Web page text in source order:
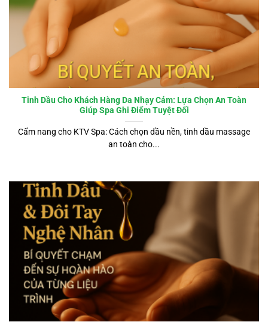
Tinh Dầu Cho Khách Hàng Da Nhạy Cảm: Lựa Chọn An Toàn
Giúp Spa Ghi Điểm Tuyệt Đối
Cẩm nang cho KTV Spa: Cách chọn dầu nền, tinh dầu massage
an toàn cho...